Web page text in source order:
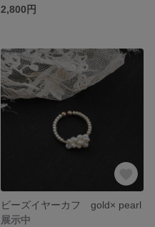
2,800円
ビーズイヤーカフ gold× pearl
展示中